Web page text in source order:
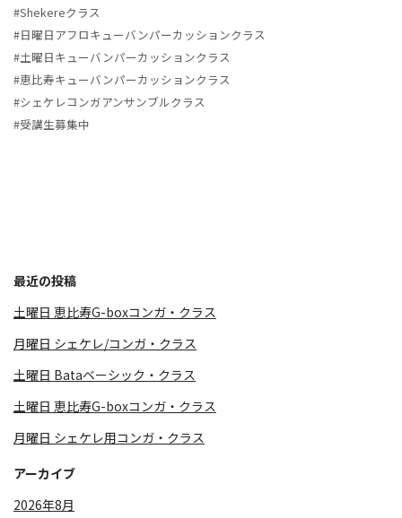
#Shekereクラス
#日曜日アフロキューバンパーカッションクラス
#土曜日キューバンパーカッションクラス
#恵比寿キューバンパーカッションクラス
#シェケレコンガアンサンブルクラス
#受講生募集中
最近の投稿
土曜日 恵比寿G-boxコンガ・クラス
月曜日 シェケレ/コンガ・クラス
土曜日 Bataベーシック・クラス
土曜日 恵比寿G-boxコンガ・クラス
月曜日 シェケレ用コンガ・クラス
アーカイブ
2026年8月